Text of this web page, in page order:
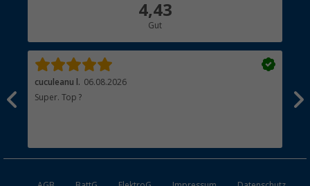
4,43
Gut
cuculeanu l. 06.08.2026
Super. Top ?